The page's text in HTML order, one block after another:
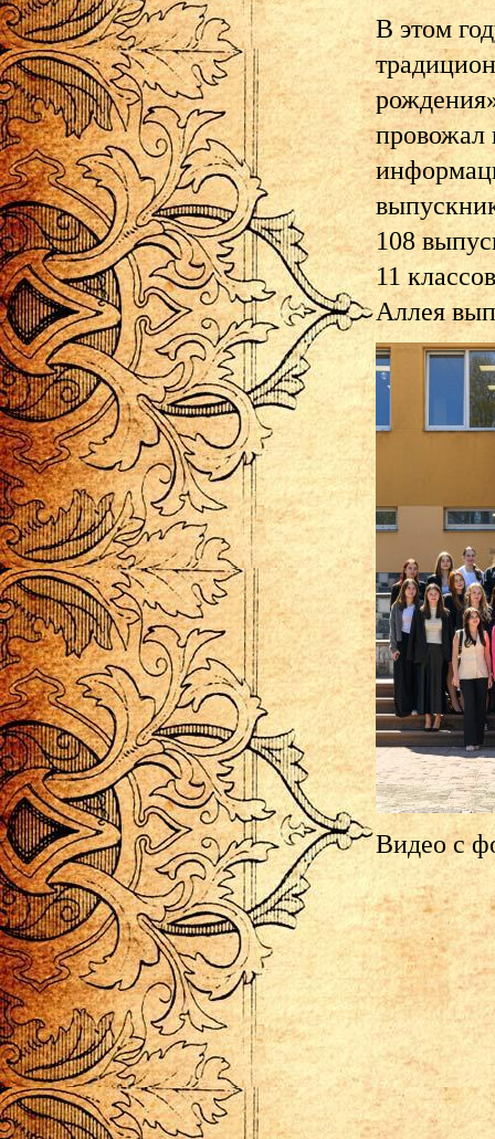
В этом
провожал
108
11
Аллея
Видео с